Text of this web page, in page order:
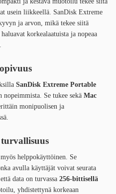
usein liikkeellä. SanDisk Extreme
ja arvon, mikä tekee siitä
korkealaatuista ja nopeaa
SanDisk Extreme Portable
Se tukee sekä Mac
monipuolisen ja
helppokäyttöinen. Se
avulla käyttäjät voivat seurata
data on turvassa 256-bittisellä
yhdistettynä korkeaan